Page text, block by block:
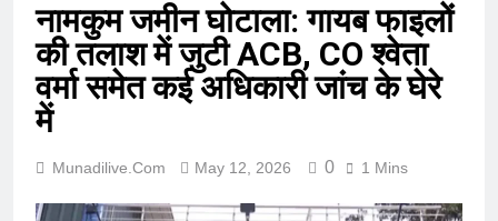
नामकुम जमीन घोटाला: गायब फाइलों
की तलाश में जुटी ACB, CO श्वेता
वर्मा समेत कई अधिकारी जांच के घेरे
में
Munadilive.com May 12, 2026 0 1 Mins